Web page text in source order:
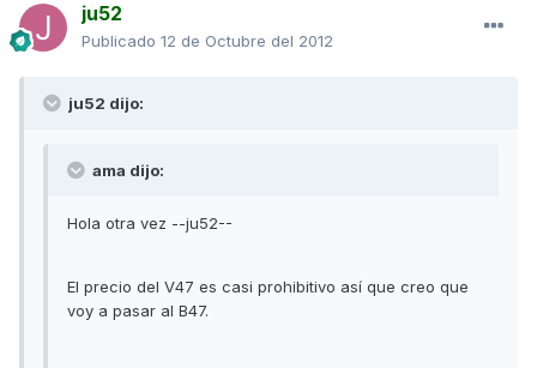
ju52
Publicado 12 de Octubre del 2012
ju52 dijo:
ama dijo:
Hola otra vez --ju52--
El precio del V47 es casi prohibitivo así que creo que
voy a pasar al B47.